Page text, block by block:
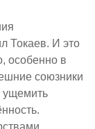
Токаев. И это
особенно в
союзники
ущемить